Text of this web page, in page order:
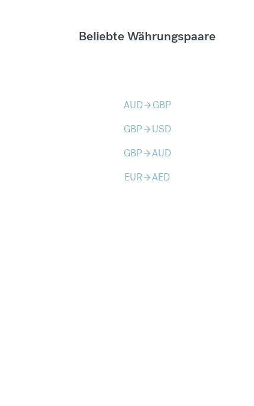
Beliebte Währungspaare
AUDarrow_forward GBP
GBParrow_forward USD
GBParrow_forwardAUD
EURarrow_forwardAED